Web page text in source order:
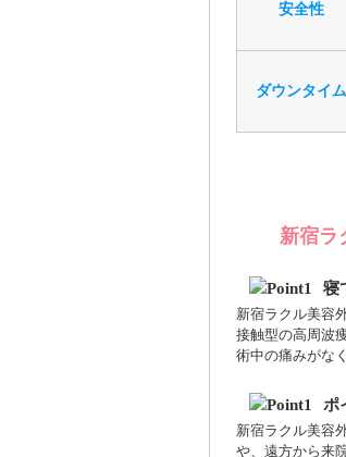
安全性
ダウンタイム
新宿ラ
寝
新宿ラクル美容
接触型の高周波
術中の痛みがな
ポ
新宿ラクル美容
や、遠方から来